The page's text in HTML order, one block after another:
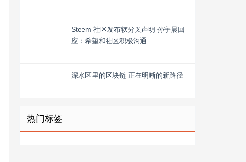
Steem 社区发布软分叉声明 孙宇晨回
应：希望和社区积极沟通
深水区里的区块链 正在明晰的新路径
热门标签